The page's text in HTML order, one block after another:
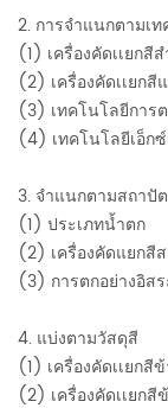
2. การจำแนกตามเ
(1) เครื่องคัดเเยก
(2) เครื่องคัดเเยกสี
(3) เทคโนโลยีการ
(4) เทคโนโลยีเอ็กซ์
3. จำแนกตามสถาปั
(1) ประเภทน้ำตก
(2) เครื่องคัดแยกสี
(3) การตกอย่างอิสร
4. แบ่งตามวัสดุสี
(1) เครื่องคัดเเยกสี
(2) เครื่องคัดเเยกสี